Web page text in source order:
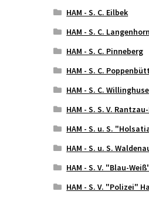
HAM - S. C. Eilbek
HAM - S. C. Langenhorn
HAM - S. C. Pinneberg
HAM - S. C.
HAM - S. C.
HAM - S. S. V.
HAM - S. u. S.
HAM - S. u. S.
HAM - S. V. "Blau-
HAM - S. V. "Polizei"